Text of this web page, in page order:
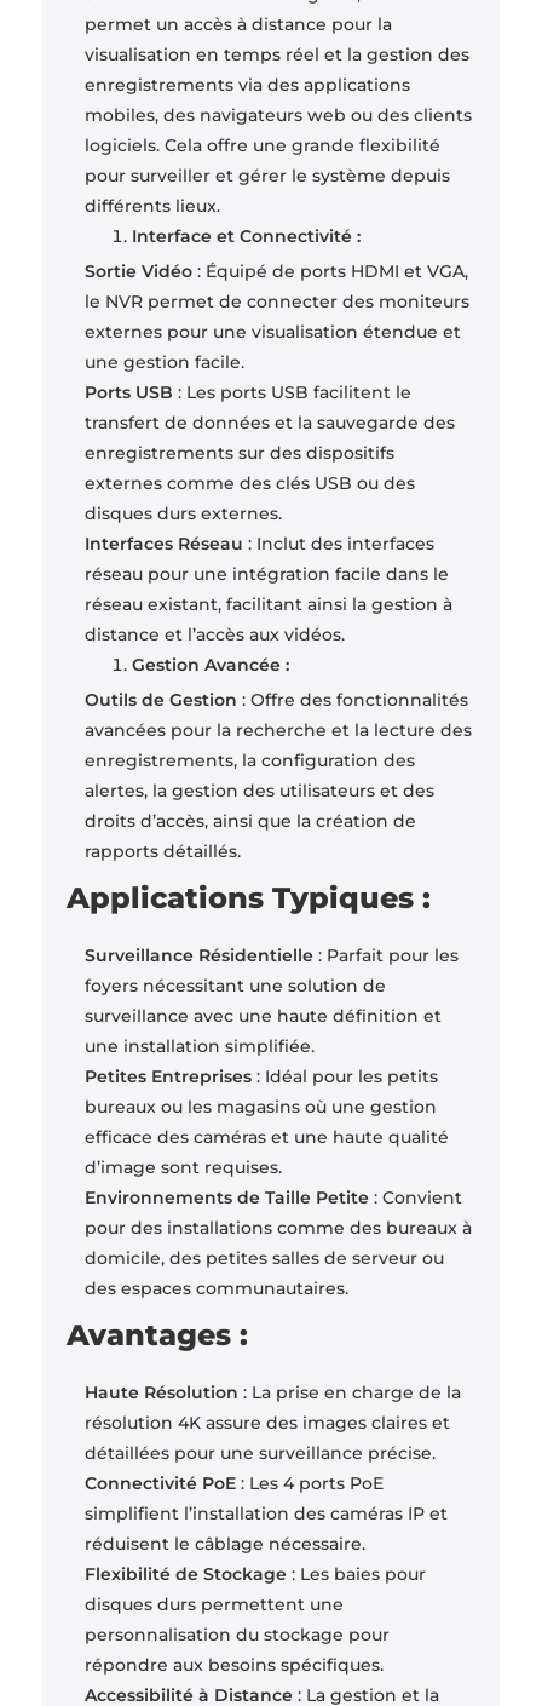
permet un accès à distance pour la
visualisation en temps réel et la gestion des
enregistrements via des applications
mobiles, des navigateurs web ou des clients
logiciels. Cela offre une grande flexibilité
pour surveiller et gérer le système depuis
différents lieux.
Interface et Connectivité :
Sortie Vidéo: Équipé de ports HDMI et VGA,
le NVR permet de connecter des moniteurs
externes pour une visualisation étendue et
une gestion facile.
Ports USB : Les ports USB facilitent le
transfert de données et la sauvegarde des
enregistrements sur des dispositifs
externes comme des clés USB ou des
disques durs externes.
Interfaces Réseau : Inclut des interfaces
réseau pour une intégration facile dans le
réseau existant, facilitant ainsi la gestion à
distance et l’accès aux vidéos.
Gestion Avancée :
Outils de Gestion : Offre des fonctionnalités
avancées pour la recherche et la lecture des
enregistrements, la configuration des
alertes, la gestion des utilisateurs et des
droits d’accès, ainsi que la création de
rapports détaillés.
Applications Typiques :
Surveillance Résidentielle: Parfait pour les
foyers nécessitant une solution de
surveillance avec une haute définition et
une installation simplifiée.
Petites Entreprises: Idéal pour les petits
bureaux ou les magasins où une gestion
efficace des caméras et une haute qualité
d’image sont requises.
Environnements de Taille Petite: Convient
pour des installations comme des bureaux à
domicile, des petites salles de serveur ou
des espaces communautaires.
Avantages :
Haute Résolution : La prise en charge de la
résolution 4K assure des images claires et
détaillées pour une surveillance précise.
Connectivité PoE: Les 4 ports PoE
simplifient l’installation des caméras IP et
réduisent le câblage nécessaire.
Flexibilité de Stockage: Les baies pour
disques durs permettent une
personnalisation du stockage pour
répondre aux besoins spécifiques.
Accessibilité à Distance: La gestion et la